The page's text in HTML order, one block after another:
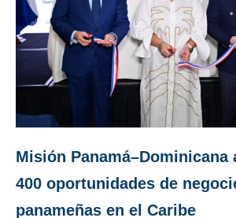
Misión Panamá–Dominicana
400 oportunidades de
panameñas en el Caribe